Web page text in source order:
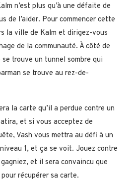
n’est plus qu’à une défaite de
de l’aider. Pour commencer cette
la ville de Kalm et dirigez-vous
de la communauté. À côté de
se trouve un tunnel sombre qui
se trouve au rez-de-
la carte qu’il a perdue contre un
et si vous acceptez de
Vash vous mettra au défi à un
1, et ça se voit. Jouez contre
et il sera convaincu que
récupérer sa carte.